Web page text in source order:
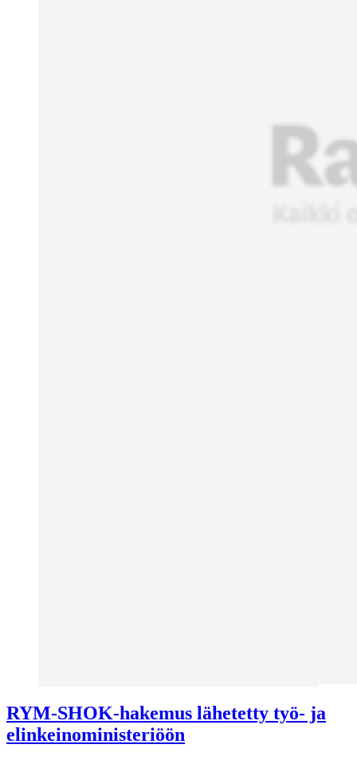
RYM-SHOK-hakemus lähetetty työ- ja
elinkeinoministeriöön